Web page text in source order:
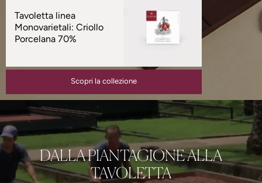
in
evidenza
Tavoletta linea
Monovarietali: Criollo
Porcelana 70%
Scopri la collezione
DALLA PIANTAGIONE ALLA
TAVOLETTA